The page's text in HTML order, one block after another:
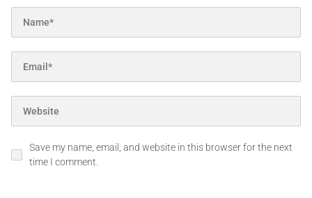
Save my name, email, and website in this browser for the next
time I comment.